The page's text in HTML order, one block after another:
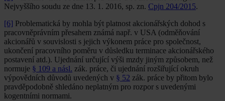
Nejvyššího soudu ze dne 13. 1. 2016, sp. zn. Cpjn 204/2015.
[6] Problematická by mohla být platnost akcionářských dohod s
pracovněprávním přesahem známá např. v USA (odměňování
akcionářů v souvislosti s jejich výkonem práce pro společnost,
ukončení pracovního poměru v důsledku terminace akcionářského
postavení atd.). Ujednání určující výši mzdy jiným způsobem, než
normuje § 109 a násl. zák. práce, či ujednání rozšiřující okruh
výpovědních důvodů uvedených v § 52 zák. práce by přitom bylo
pravděpodobně shledáno neplatným pro rozpor s uvedenými
kogentními normami.